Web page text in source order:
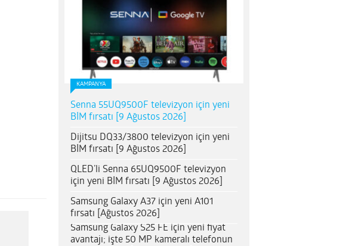
KAMPANYA
Senna 55UQ9500F televizyon için yeni
BİM fırsatı [9 Ağustos 2026]
Dijitsu DQ33/3800 televizyon için yeni
BİM fırsatı [9 Ağustos 2026]
QLED’li Senna 65UQ9500F televizyon
için yeni BİM fırsatı [9 Ağustos 2026]
Samsung Galaxy A37 için yeni A101
fırsatı [Ağustos 2026]
Samsung Galaxy S25 FE için yeni fiyat
avantajı; işte 50 MP kameralı telefonun